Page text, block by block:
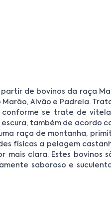
de bovinos da raça
Alvão e Padrela.
se trate de
escura, também de acordo
raça de montanha,
físicas a pelagem
clara. Estes bovinos
saboroso e